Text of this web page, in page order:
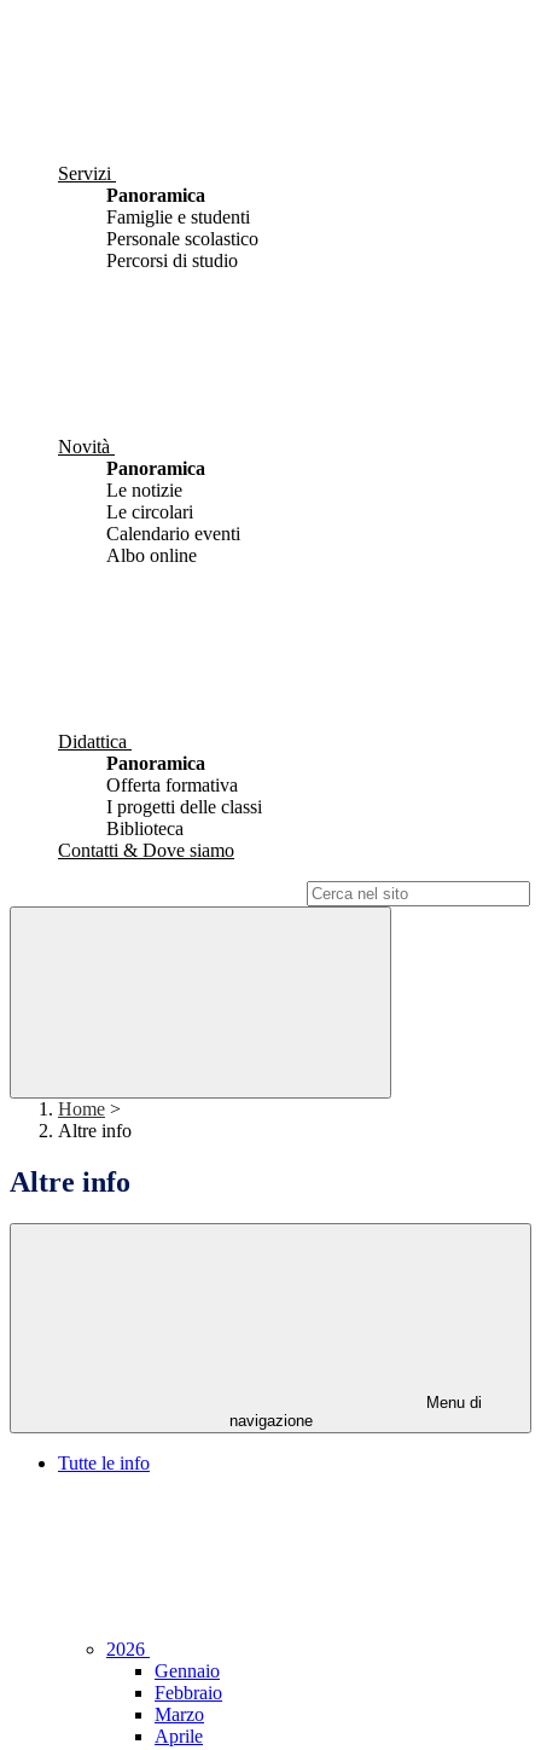
Servizi
Panoramica
Famiglie e studenti
Personale scolastico
Percorsi di studio
Novità
Panoramica
Le notizie
Le circolari
Calendario eventi
Albo online
Didattica
Panoramica
Offerta formativa
I progetti delle classi
Biblioteca
Contatti & Dove siamo
Home >
Altre info
Altre info
Menu di
navigazione
Tutte le info
2026
Gennaio
Febbraio
Marzo
Aprile